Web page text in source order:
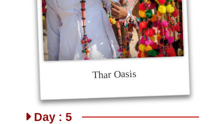
Thar Oasis
Day : 5